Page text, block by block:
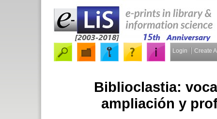
Login Create
Biblioclastia:
ampliación y